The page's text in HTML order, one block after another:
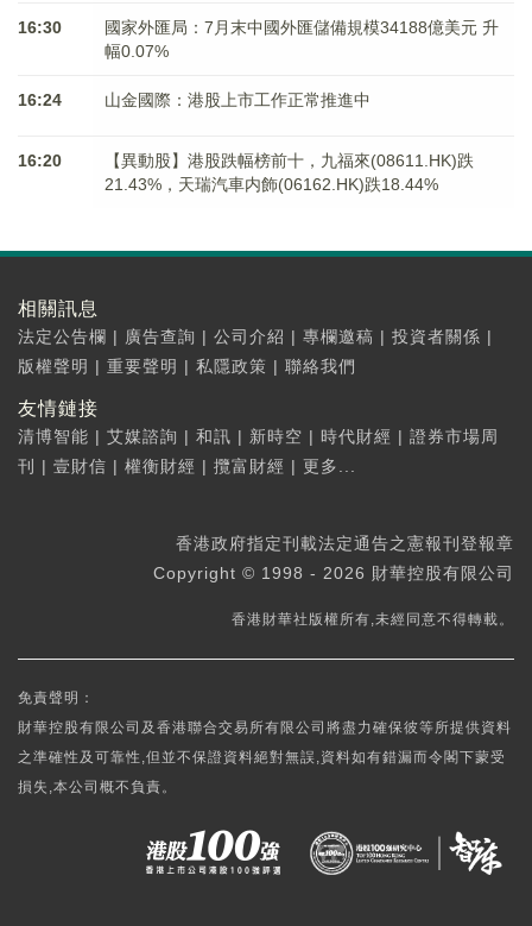
16:30
國家外匯局：7月末中國外匯儲備規模34188億美元 升
幅0.07%
16:24 山金國際：港股上市工作正常推進中
16:20
【異動股】港股跌幅榜前十，九福來(08611.HK)跌
21.43%，天瑞汽車内飾(06162.HK)跌18.44%
相關訊息
法定公告欄 | 廣告查詢 | 公司介紹 | 專欄邀稿 | 投資者關係 |
版權聲明 | 重要聲明 | 私隱政策 | 聯絡我們
友情鏈接
清博智能 | 艾媒諮詢 | 和訊 | 新時空 | 時代財經 | 證券市場周
刊
| 壹財信 | 權衡財經 | 攬富財經 | 更多...
香港政府指定刊載法定通告之憲報刊登報章
Copyright © 1998 - 2026 財華控股有限公司
香港財華社版權所有,未經同意不得轉載。
免責聲明：
財華控股有限公司及香港聯合交易所有限公司將盡力確保彼等所提供資料
之準確性及可靠性,但並不保證資料絕對無誤,資料如有錯漏而令閣下蒙受
損失,本公司概不負責。